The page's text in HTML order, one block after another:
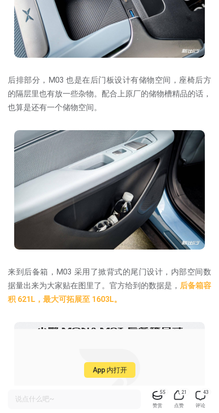
后排部分，M03 也是在后门板设计有储物空间，座椅后方
的隔层里也有放一些杂物。配合上原厂的储物槽精品的话，
也算是还有一个储物空间。
来到后备箱，M03 采用了掀背式的尾门设计，内部空间数
据量出来为大家贴在图里了。官方给到的数据是， 后备箱容
积 621L，最大可拓展至 1603L。
App 内打开
说点什么吧~
55
赞赏
21
点赞
43
评论